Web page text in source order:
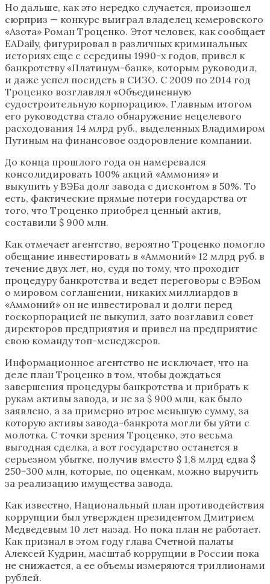
Но дальше, как это нередко случается, произошел
сюрприз — конкурс выиграл владелец кемеровского
«Азота» Роман Троценко. Этот человек, как сообщает
EADaily, фигурировал в различных криминальных
историях еще с середины 1990-х годов, привел к
банкротству «Платинум-банк», которым руководил,
и даже успел посидеть в СИЗО. С 2009 по 2014 год
Троценко возглавлял «Объединенную
судостроительную корпорацию». Главным итогом
его руководства стало обнаружение нецелевого
расходования 14 млрд руб., выделенных Владимиром
Путиным на финансовое оздоровление компании.
До конца прошлого года он намеревался
консолидировать 100% акций «Аммония» и
выкупить у ВЭБа долг завода с дисконтом в 50%. То
есть, фактические прямые потери государства от
того, что Троценко приобрел ценный актив,
составили $ 900 млн.
Как отмечает агентство, вероятно Троценко помогло
обещание инвестировать в «Аммоний» 12 млрд руб. в
течение двух лет, но, судя по тому, что проходит
процедуру банкротства и ведет переговоры с ВЭБом
о мировом соглашении, никаких миллиардов в
«Аммоний» он не инвестировал и долги перед
госкорпорацией не выкупил, зато возглавил совет
директоров предприятия и привел на предприятие
свою команду топ-менеджеров.
Информационное агентство не исключает, что на
деле план Троценко в том, чтобы дождаться
завершения процедуры банкротства и прибрать к
рукам активы завода, и не за $ 900 млн, как было
заявлено, а за примерно втрое меньшую сумму, за
которую активы завода-банкрота могли бы уйти с
молотка. С точки зрения Троценко, это весьма
выгодная сделка, а вот государство останется в
серьезном убытке, получив вместо $ 1,8 млрд едва $
250−300 млн, которые, по оценкам, можно выручить
за реализацию имущества завода.
Как известно, Национальный план противодействия
коррупции был утвержден президентом Дмитрием
Медведевым 10 лет назад. Но пока план не работает.
Как признал в этом году глава Счетной палаты
Алексей Кудрин, масштаб коррупции в России пока
не снижается, а ее объемы измеряются триллионами
рублей.